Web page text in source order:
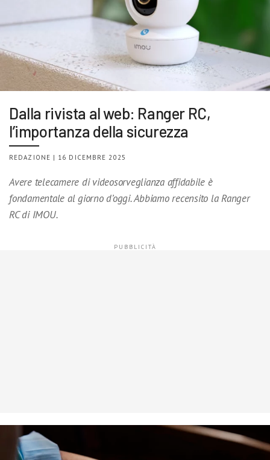
Dalla rivista al web: Ranger RC,
l’importanza della sicurezza
REDAZIONE | 16 DICEMBRE 2025
Avere telecamere di videosorveglianza affidabile è
fondamentale al giorno d’oggi. Abbiamo recensito la Ranger
RC di IMOU.